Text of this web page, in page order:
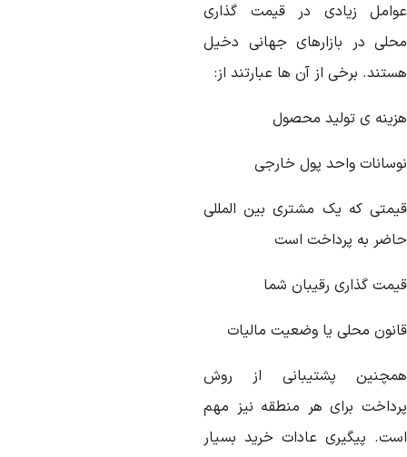
زیادی در قیمت گذاری
در بازارهای جهانی دخیل
برخی از آن ها عبارتند از:
ی تولید محصول
واحد پول خارجی
که یک مشتری بین المللی
به پرداخت است
گذاری رقیبان شما
محلی یا وضعیت مالیات
پشتیبانی از روش
برای هر منطقه نیز مهم
پیگیری عادات خرید بسیار